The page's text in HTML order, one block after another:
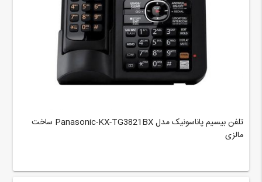
تلفن بیسیم پاناسونیک مدل Panasonic-KX-TG3821BX ساخت
مالزی